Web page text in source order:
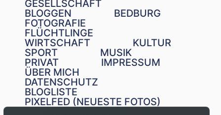
GESELLSCHAFT
BLOGGEN
BEDBURG
FOTOGRAFIE
FLÜCHTLINGE
WIRTSCHAFT
KULTUR
SPORT
MUSIK
PRIVAT
IMPRESSUM
ÜBER MICH
DATENSCHUTZ
BLOGLISTE
PIXELFED (NEUESTE FOTOS)